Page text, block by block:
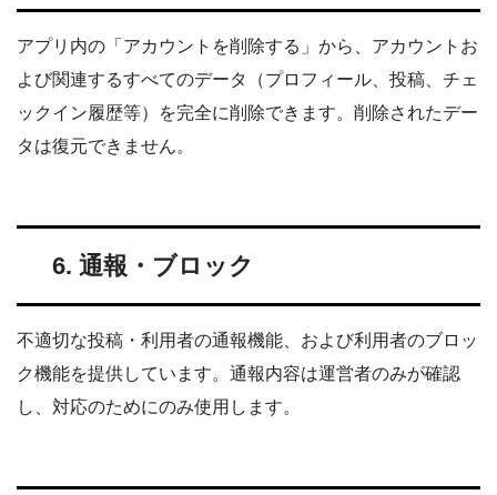
アプリ内の「アカウントを削除する」から、アカウントお
よび関連するすべてのデータ（プロフィール、投稿、チェ
ックイン履歴等）を完全に削除できます。削除されたデー
タは復元できません。
6. 通報・ブロック
不適切な投稿・利用者の通報機能、および利用者のブロッ
ク機能を提供しています。通報内容は運営者のみが確認
し、対応のためにのみ使用します。